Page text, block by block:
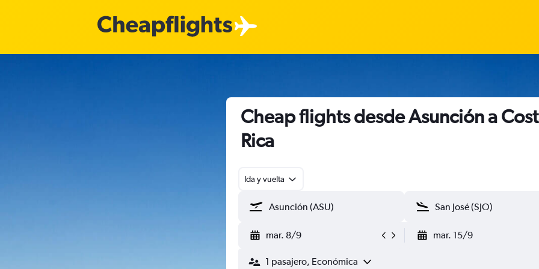
Cheap flights desde Asunción a
Rica
Ida y vuelta
mar. 8/9 mar. 15/9
1 pasajero, Económica